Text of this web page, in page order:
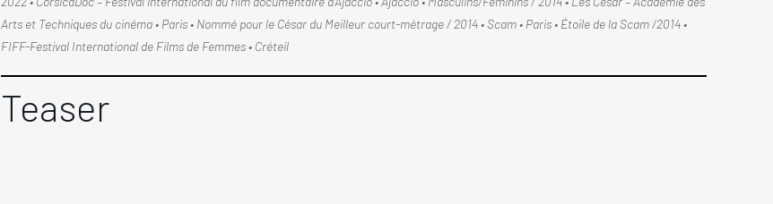
Arts et Techniques du cinéma • Paris • Nommé pour le César du Meilleur court-métrage / 2014 • Scam • Paris • Étoile de la Scam /2014 •
FIFF-Festival International de Films de Femmes • Créteil
Teaser